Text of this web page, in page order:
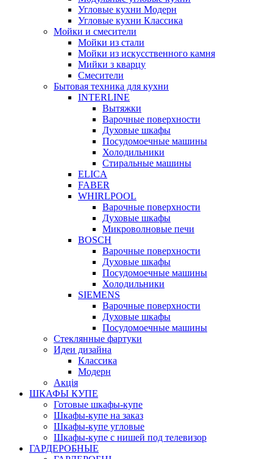
Угловые кухни Модерн
Угловые кухни Классика
Мойки и смесители
Мойки из стали
Мойки из искусственного камня
Мийки з кварцу
Смесители
Бытовая техника для кухни
INTERLINE
Вытяжки
Варочные поверхности
Духовые шкафы
Посудомоечные машины
Холодильники
Стиральные машины
ELICA
FABER
WHIRLPOOL
Варочные поверхности
Духовые шкафы
Микроволновые печи
BOSCH
Варочные поверхности
Духовые шкафы
Посудомоечные машины
Холодильники
SIEMENS
Варочные поверхности
Духовые шкафы
Посудомоечные машины
Стеклянные фартуки
Идеи дизайна
Класcика
Модерн
Акція
ШКАФЫ КУПЕ
Готовые шкафы-купе
Шкафы-купе на заказ
Шкафы-купе угловые
Шкафы-купе с нишей под телевизор
ГАРДЕРОБНЫЕ